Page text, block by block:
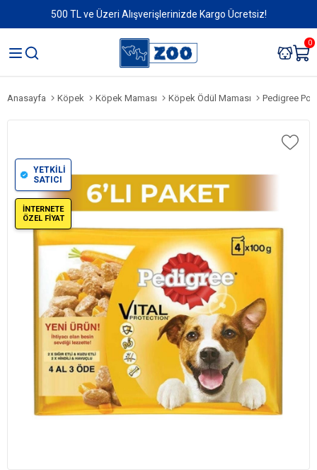
500 TL ve Üzeri Alışverişlerinizde Kargo Ücretsiz!
0
Anasayfa Köpek Köpek Maması Köpek Ödül Maması Pedigree Pouch
YETKİLİ
SATICI
İNTERNETE
ÖZEL FİYAT